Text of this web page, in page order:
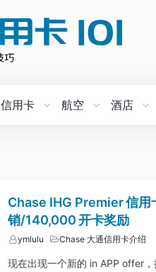
信用卡 航空 酒店
Chase IHG Premier 信
销/140,000 开卡奖励
ymlulu Chase 大通信用卡介绍
现在出现一个新的 in APP offer